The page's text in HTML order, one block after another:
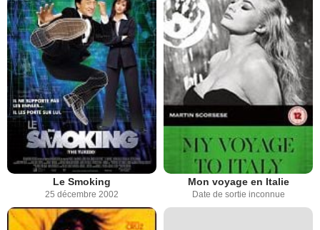
Le Smoking
25 décembre 2002
Mon voyage en Italie
Date de sortie inconnue